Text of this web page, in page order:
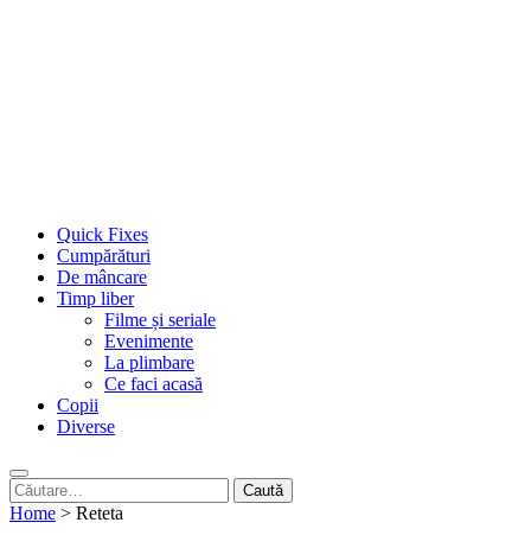
Quick Fixes
Cumpărături
De mâncare
Timp liber
Filme și seriale
Evenimente
La plimbare
Ce faci acasă
Copii
Diverse
Caută
după:
Home > Reteta